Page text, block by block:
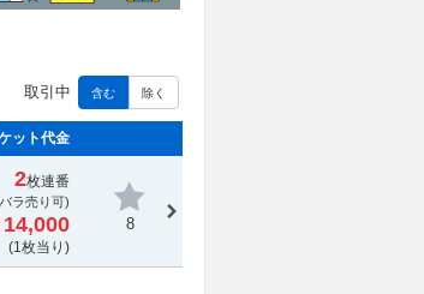
取引中 含む 除く
ット代金
2枚連番
ラ売り可)
14,000
(1枚当り)
8